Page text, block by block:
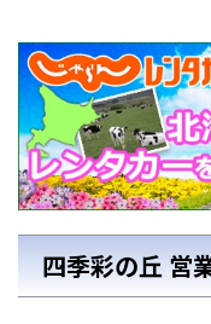
四季彩の丘 営